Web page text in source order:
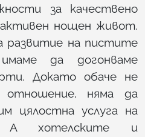
за качествено
нощен живот.
развитие на пистите
да догонваме
Докато обаче не
отношение, няма да
цялостна услуга на
А хотелските и